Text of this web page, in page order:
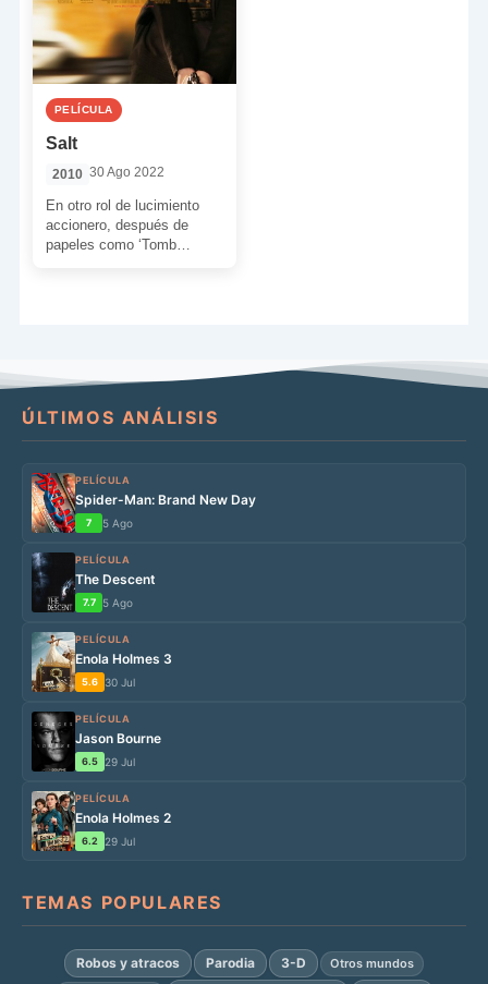
PELÍCULA
Salt
2010 30 Ago 2022
En otro rol de lucimiento
accionero, después de
papeles como ‘Tomb
ÚLTIMOS ANÁLISIS
PELÍCULA
Spider-Man: Brand New Day
7 5 Ago
PELÍCULA
The Descent
7.7 5 Ago
PELÍCULA
Enola Holmes 3
5.6 30 Jul
PELÍCULA
Jason Bourne
6.5 29 Jul
PELÍCULA
Enola Holmes 2
6.2 29 Jul
TEMAS POPULARES
Robos y atracos Parodia 3-D
Otros mundos